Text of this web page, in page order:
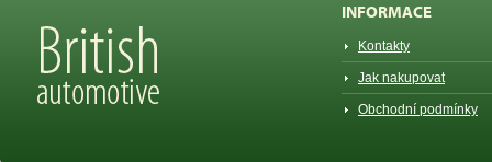
INFORMACE
Kontakty
Jak nakupovat
Obchodní podmínky